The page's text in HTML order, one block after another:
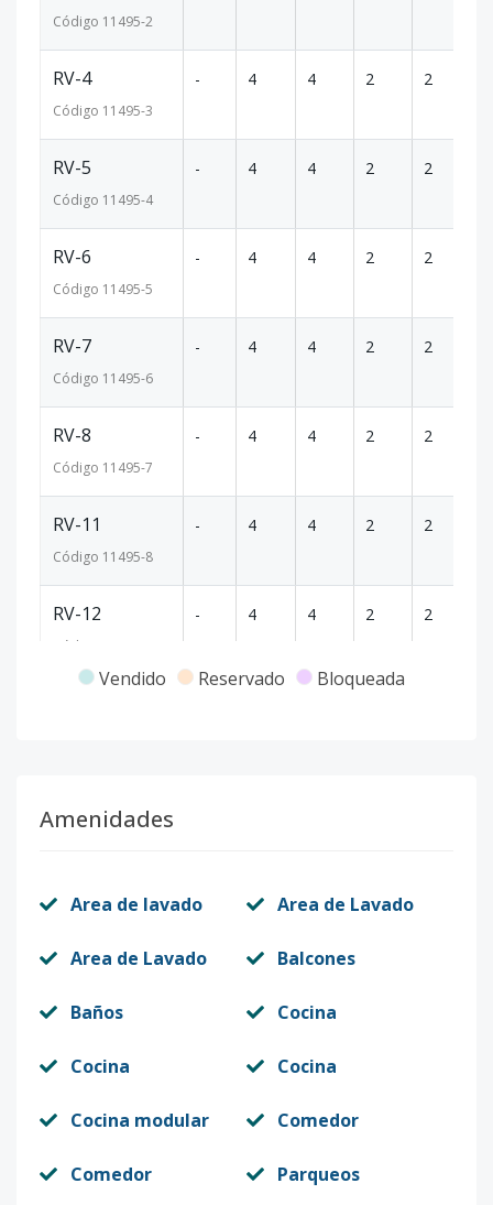
Código 11495-2
RV-4
Código 11495-3
- 4 4 2 2
RV-5
Código 11495-4
- 4 4 2 2
RV-6
Código 11495-5
- 4 4 2 2
RV-7
Código 11495-6
- 4 4 2 2
RV-8
Código 11495-7
- 4 4 2 2
RV-11
Código 11495-8
- 4 4 2 2
RV-12
Código
- 4 4 2 2
Código 11495-11
Código11495 -12
RV-16
Código
- 4 4
RV-17 4 4
Código 11495-1
Vendido Reservado Bloqueada
Amenidades
Area de lavado Area de Lavado
Area de Lavado Balcones
Baños Cocina
Cocina Cocina
Cocina modular Comedor
Comedor Parqueos